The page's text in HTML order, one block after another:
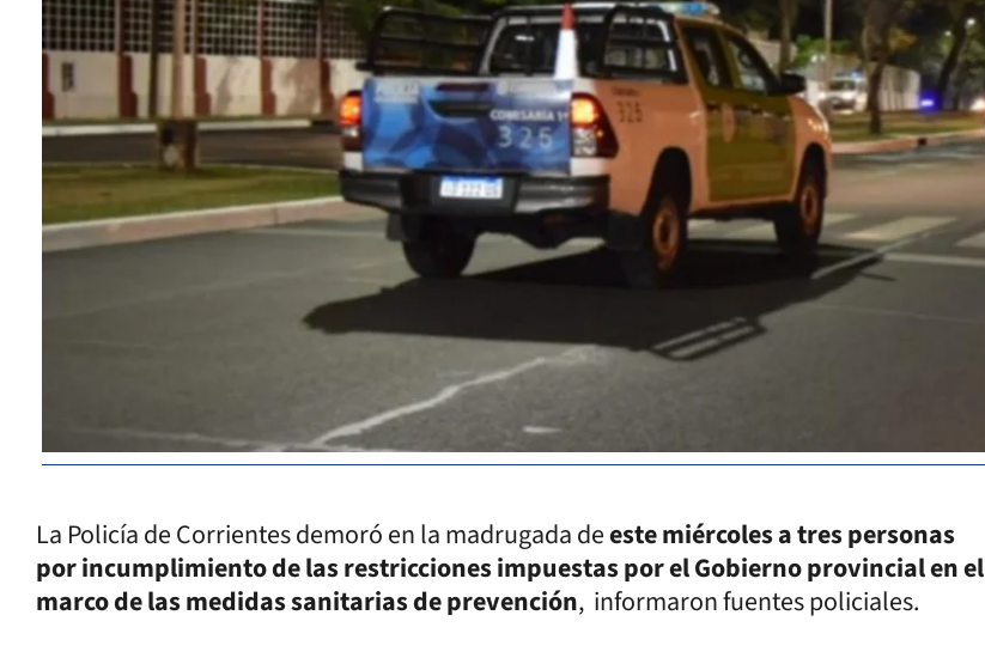
La Policía de Corrientes demoró en la madrugada deeste miércoles a tres personas
por incumplimiento de las restricciones impuestas por el Gobierno provincial en el
marco de las medidas sanitarias de prevención, informaron fuentes policiales.